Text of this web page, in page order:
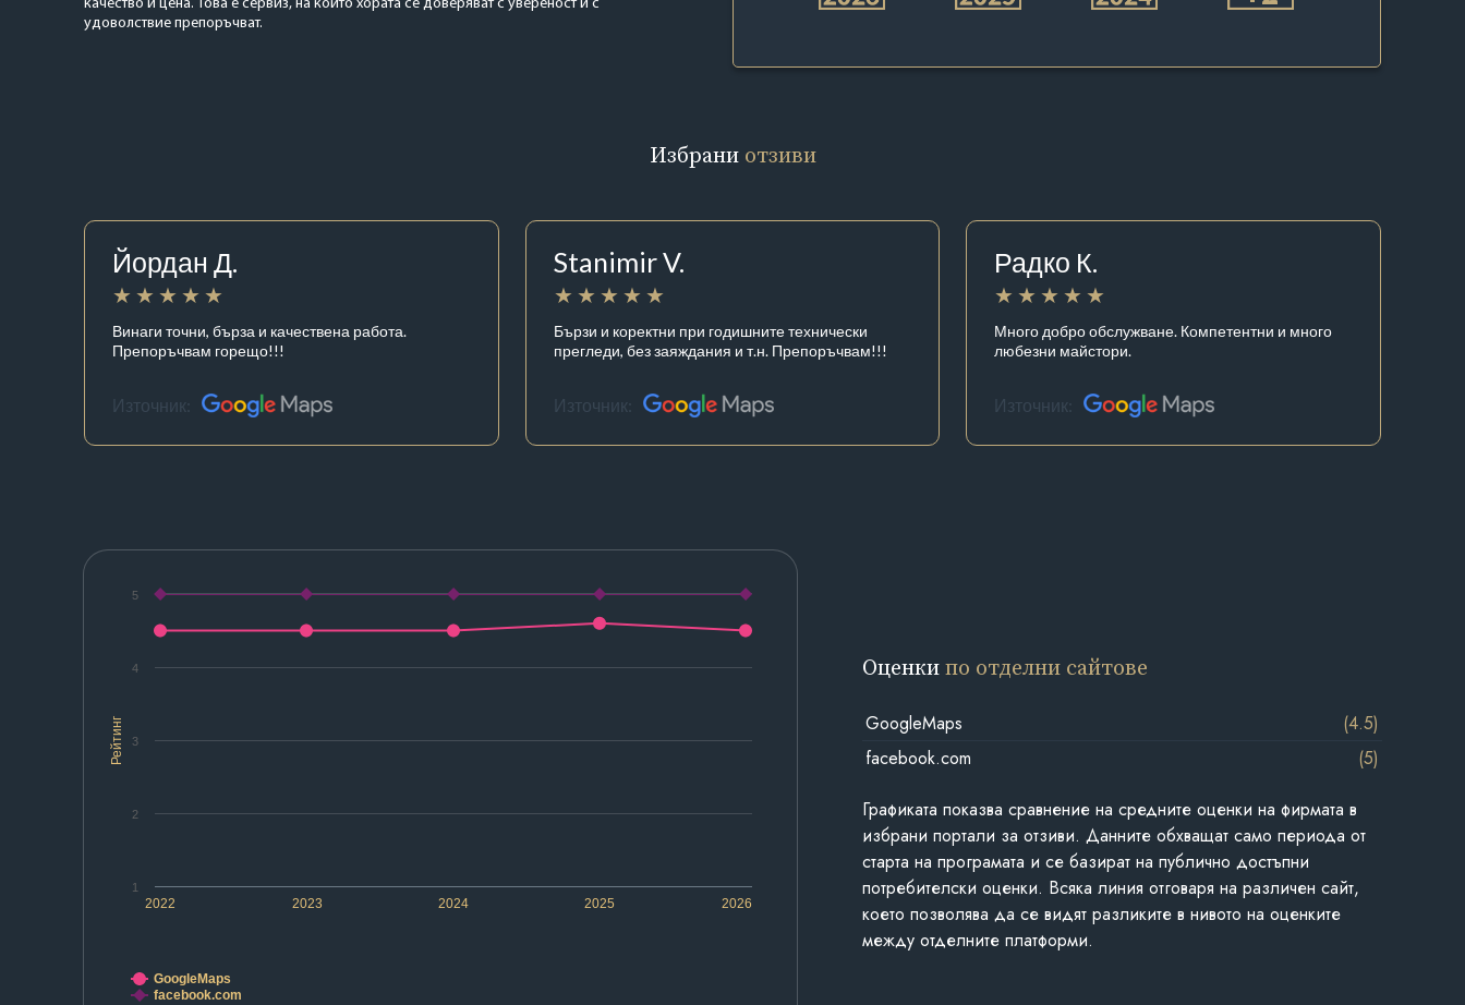
качество и цена. Това е сервиз, на който хората се доверяват с увереност и с
удоволствие препоръчват.
Избрани отзиви
Йордан Д.
Винаги точни, бърза и качествена работа.
Препоръчвам горещо!!!
Източник:
Stanimir V.
Бързи и коректни при годишните технически
прегледи, без заяждания и т.н. Препоръчвам!!!
Източник:
Радко К.
Много добро обслужване. Компетентни и много
любезни майстори.
Източник:
Рейтинг
2022 2023 2024 2025 2026
1
2
3
4
5
GoogleMaps
facebook.com
Оценкипо отделни сайтове
GoogleMaps
(4.5)
facebook.com
(5)
Графиката показва сравнение на средните оценки на фирмата в
избрани портали за отзиви. Данните обхващат само периода от
старта на програмата и се базират на публично достъпни
потребителски оценки. Всяка линия отговаря на различен сайт,
което позволява да се видят разликите в нивото на оценките
между отделните платформи.